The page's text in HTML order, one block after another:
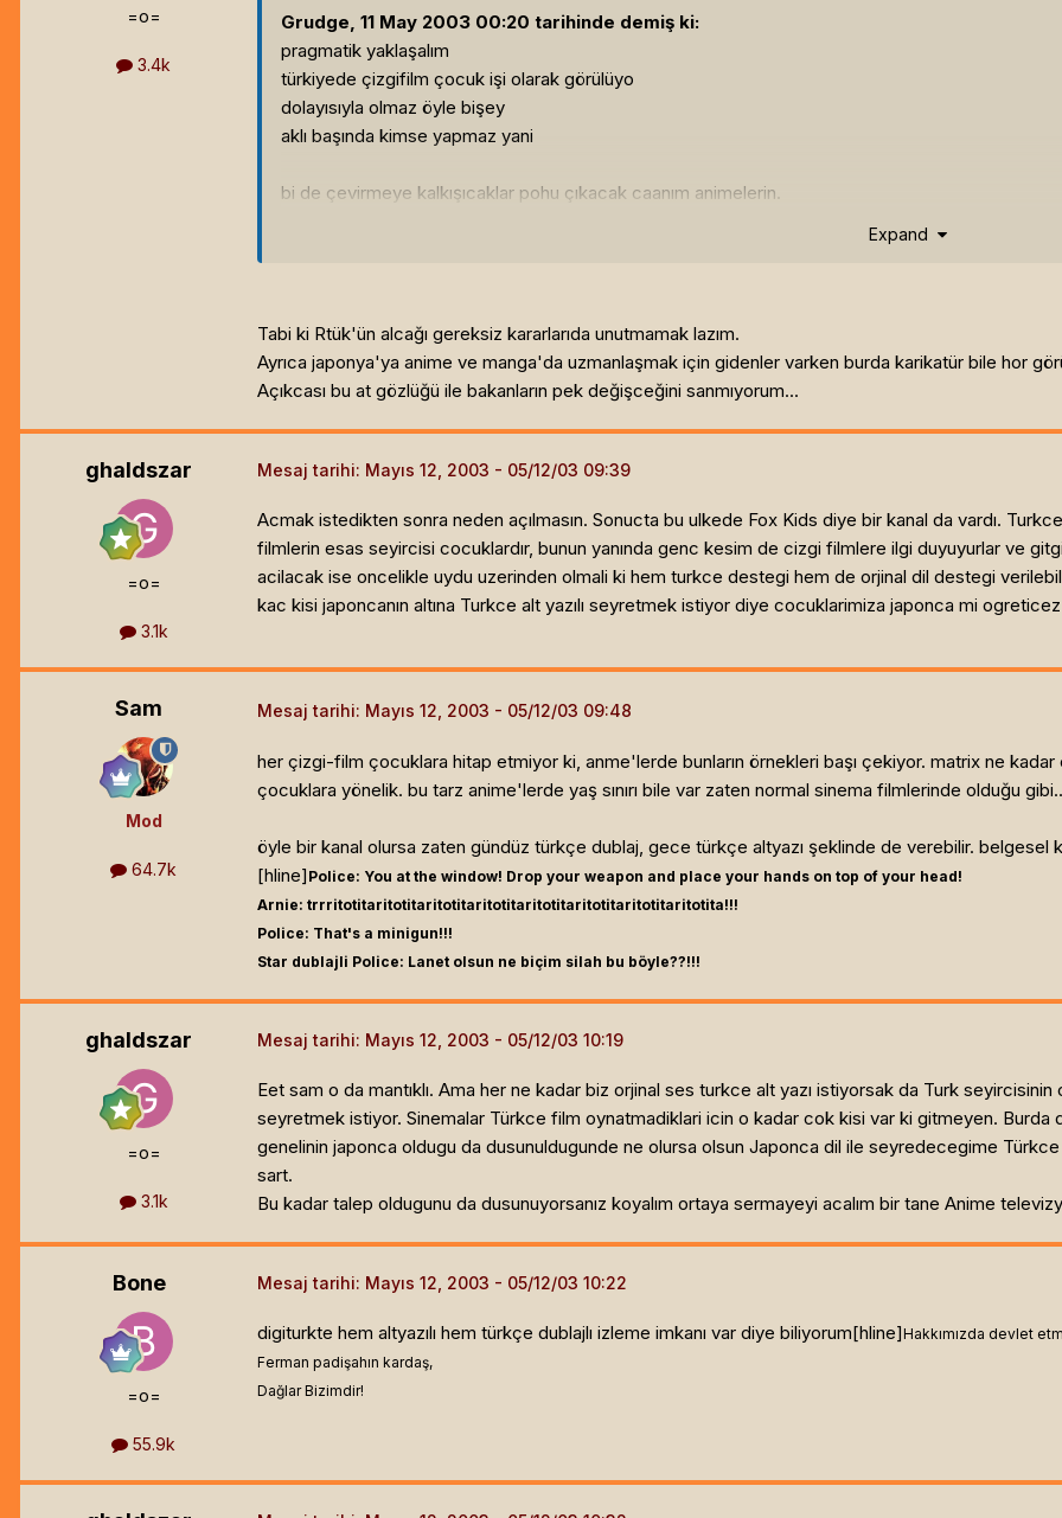
=o=
3.4k
Grudge, 11 May 2003 00:20 tarihinde demiş ki:
pragmatik yaklaşalım
türkiyede çizgifilm çocuk işi olarak görülüyo
dolayısıyla olmaz öyle bişey
aklı başında kimse yapmaz yani
bi de çevirmeye kalkışıcaklar pohu çıkacak caanım animelerin.
Expand
Tabi ki Rtük'ün alcağı gereksiz kararlarıda unutmamak lazım.
Ayrıca japonya'ya anime ve manga'da uzmanlaşmak için gidenler varken burda karikatür bile hor
Açıkcası bu at gözlüğü ile bakanların pek değişceğini sanmıyorum...
ghaldszar
=o=
3.1k
Mesaj tarihi: Mayıs 12, 2003
Acmak istedikten sonra neden açılmasın. Sonucta bu ulkede Fox Kids diye bir kanal da vardı.
filmlerin esas seyircisi cocuklardır, bunun yanında genc kesim de cizgi filmlere ilgi duyuyurlar ve
acilacak ise oncelikle uydu uzerinden olmali ki hem turkce destegi hem de orjinal dil destegi
kac kisi japoncanın altına Turkce alt yazılı seyretmek istiyor diye cocuklarimiza japonca mi
Sam
Mod
64.7k
Mesaj tarihi: Mayıs 12, 2003
her çizgi-film çocuklara hitap etmiyor ki, anme'lerde bunların örnekleri başı çekiyor. matrix ne
çocuklara yönelik. bu tarz anime'lerde yaş sınırı bile var zaten normal sinema filmlerinde olduğu gibi..
öyle bir kanal olursa zaten gündüz türkçe dublaj, gece türkçe altyazı şeklinde de verebilir. belgesel
[hline] Police: You at the window! Drop your weapon and place your hands on top of your head!
Arnie: trrritotitaritotitaritotitaritotitaritotitaritotitaritotitaritotita!!!
Police: That's a minigun!!!
Star dublajli Police: Lanet olsun ne biçim silah bu böyle??!!!
ghaldszar
=o=
3.1k
Mesaj tarihi: Mayıs 12, 2003
Eet sam o da mantıklı. Ama her ne kadar biz orjinal ses turkce alt yazı istiyorsak da Turk
seyretmek istiyor. Sinemalar Türkce film oynatmadiklari icin o kadar cok kisi var ki gitmeyen. Burda
genelinin japonca oldugu da dusunuldugunde ne olursa olsun Japonca dil ile seyredecegime
sart.
Bu kadar talep oldugunu da dusunuyorsanız koyalım ortaya sermayeyi acalım bir tane Anime
Bone
=o=
55.9k
Mesaj tarihi: Mayıs 12, 2003
digiturkte hem altyazılı hem türkçe dublajlı izleme imkanı var diye biliyorum[hline]Hakkımızda devlet
Ferman padişahın kardaş,
Dağlar Bizimdir!